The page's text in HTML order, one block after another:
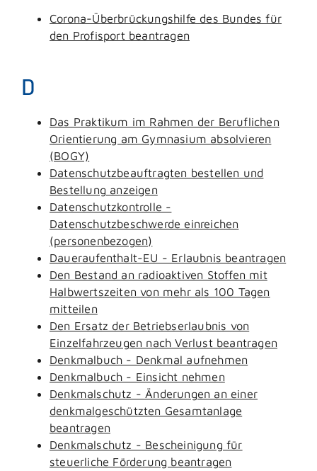
Corona-Überbrückungshilfe des Bundes für
den Profisport beantragen
D
Das Praktikum im Rahmen der Beruflichen
Orientierung am Gymnasium absolvieren
(BOGY)
Datenschutzbeauftragten bestellen und
Bestellung anzeigen
Datenschutzkontrolle -
Datenschutzbeschwerde einreichen
(personenbezogen)
Daueraufenthalt-EU - Erlaubnis beantragen
Den Bestand an radioaktiven Stoffen mit
Halbwertszeiten von mehr als 100 Tagen
mitteilen
Den Ersatz der Betriebserlaubnis von
Einzelfahrzeugen nach Verlust beantragen
Denkmalbuch - Denkmal aufnehmen
Denkmalbuch - Einsicht nehmen
Denkmalschutz - Änderungen an einer
denkmalgeschützten Gesamtanlage
beantragen
Denkmalschutz - Bescheinigung für
steuerliche Förderung beantragen